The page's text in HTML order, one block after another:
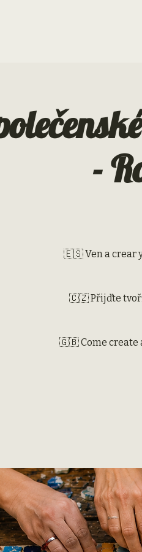
-
🇪🇸 Ven a crear
🇨🇿 Přijďte
🇬🇧 Come create